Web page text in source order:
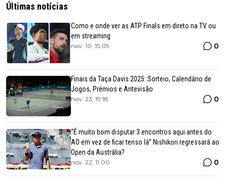
Últimas notícias
Como e onde ver as ATP Finals em direto na TV ou
em streaming
nov. 10, 15:05 0
Finais da Taça Davis 2025: Sorteio, Calendário de
Jogos, Prémios e Antevisão
nov. 23, 19:18 0
“É muito bom disputar 3 encontros aqui antes do
AO em vez de ficar tenso lá” Nishikori regressará ao
Open da Austrália?
nov. 22, 11:00 0